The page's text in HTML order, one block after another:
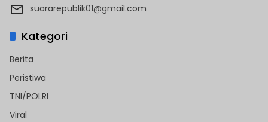
suararepublik01@gmail.com
Kategori
Berita
Peristiwa
TNI/POLRI
Viral